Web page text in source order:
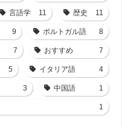
言語学 11 歴史 11
9 ポルトガル語 8
7 おすすめ 7
5 イタリア語 4
3 中国語 1
1